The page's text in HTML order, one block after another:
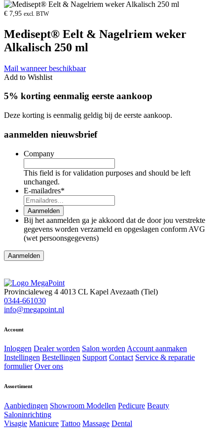
€ 7,95 excl. BTW
Medisept® Eelt & Nagelriem weker
Alkalisch 250 ml
Mail wanneer beschikbaar
Add to Wishlist
5% korting eenmalig eerste aankoop
Deze korting is eenmalig geldig bij de eerste aankoop.
aanmelden nieuwsbrief
Company
This field is for validation purposes and should be left
unchanged.
E-mailadres*
Aanmelden
Bij het aanmelden ga je akkoord dat de door jou verstrekte
gegevens worden verzameld en opgeslagen conform AVG
(wet persoonsgegevens)
Aanmelden
Provincialeweg 4 4013 CL Kapel Avezaath (Tiel)
0344-661030
info@megapoint.nl
Account
Inloggen Dealer worden Salon wordenAccount aanmaken
Instellingen Bestellingen Support Contact Service & reparatie
formulier Over ons
Assortiment
Aanbiedingen Showroom Modellen Pedicure Beauty
Saloninrichting
Visagie Manicure Tattoo Massage Dental